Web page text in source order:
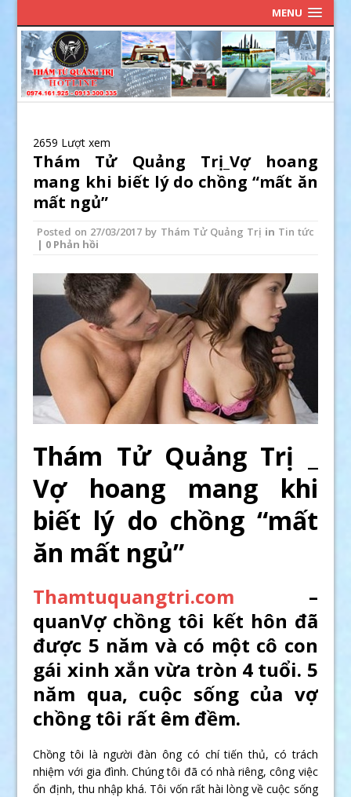
MENU
2659 Lượt xem
Thám Tử Quảng Trị_Vợ hoang
mang khi biết lý do chồng “mất ăn
mất ngủ”
Posted on 27/03/2017 by Thám Tử Quảng Trị in Tin tức
| 0 Phản hồi
Thám Tử Quảng Trị _
Vợ hoang mang khi
biết lý do chồng “mất
ăn mất ngủ”
Thamtuquangtri.com –
quanVợ chồng tôi kết hôn đã
được 5 năm và có một cô con
gái xinh xắn vừa tròn 4 tuổi. 5
năm qua, cuộc sống của vợ
chồng tôi rất êm đềm.
Chồng tôi là người đàn ông có chí tiến thủ, có trách
nhiệm với gia đình. Chúng tôi đã có nhà riêng, công việc
ổn định, thu nhập khá. Tôi vốn rất hài lòng về cuộc sống